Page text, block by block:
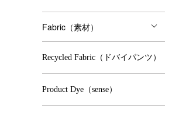
Fabric（素材）
Recycled Fabric（ドバイパンツ）
Product Dye（sense）